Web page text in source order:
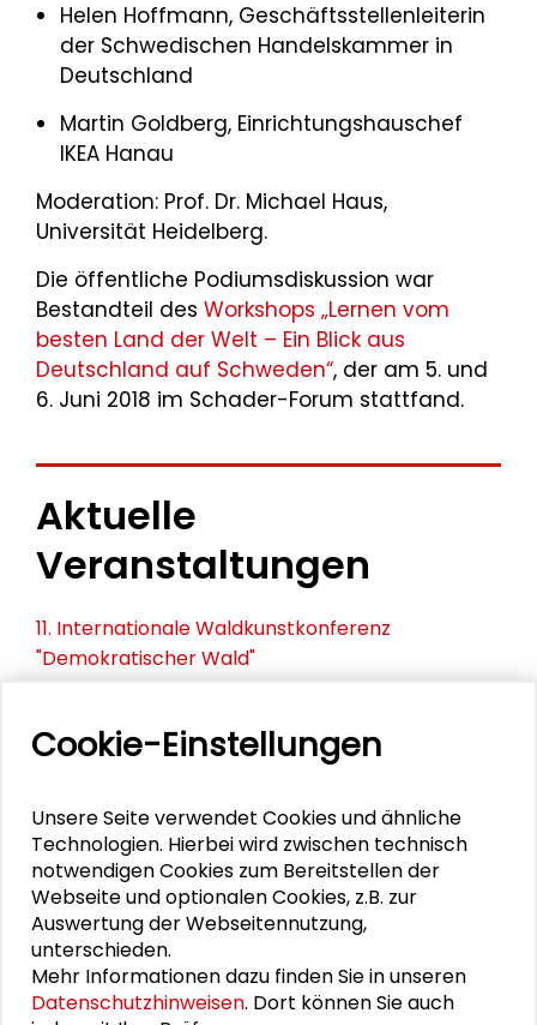
Helen Hoffmann, Geschäftsstellenleiterin
der Schwedischen Handelskammer in
Deutschland
Martin Goldberg, Einrichtungshauschef
IKEA Hanau
Moderation: Prof. Dr. Michael Haus,
Universität Heidelberg.
Die öffentliche Podiumsdiskussion war
Bestandteil des Workshops „Lernen vom
besten Land der Welt – Ein Blick aus
Deutschland auf Schweden“, der am 5. und
6. Juni 2018 im Schader-Forum stattfand.
Aktuelle
Veranstaltungen
11. Internationale Waldkunstkonferenz
"Demokratischer Wald"
Zusammen mehr erreichen – Zukunftsbündnis im
Schader-Festival 2026
25. Runder Tisch Wissenschaftsstadt Darmstadt
DOWNLOADS
Cookie-Einstellungen
Unsere Seite verwendet Cookies und ähnliche
Technologien. Hierbei wird zwischen technisch
notwendigen Cookies zum Bereitstellen der
Webseite und optionalen Cookies, z.B. zur
Auswertung der Webseitennutzung,
unterschieden.
Mehr Informationen dazu finden Sie in unseren
Datenschutzhinweisen. Dort können Sie auch